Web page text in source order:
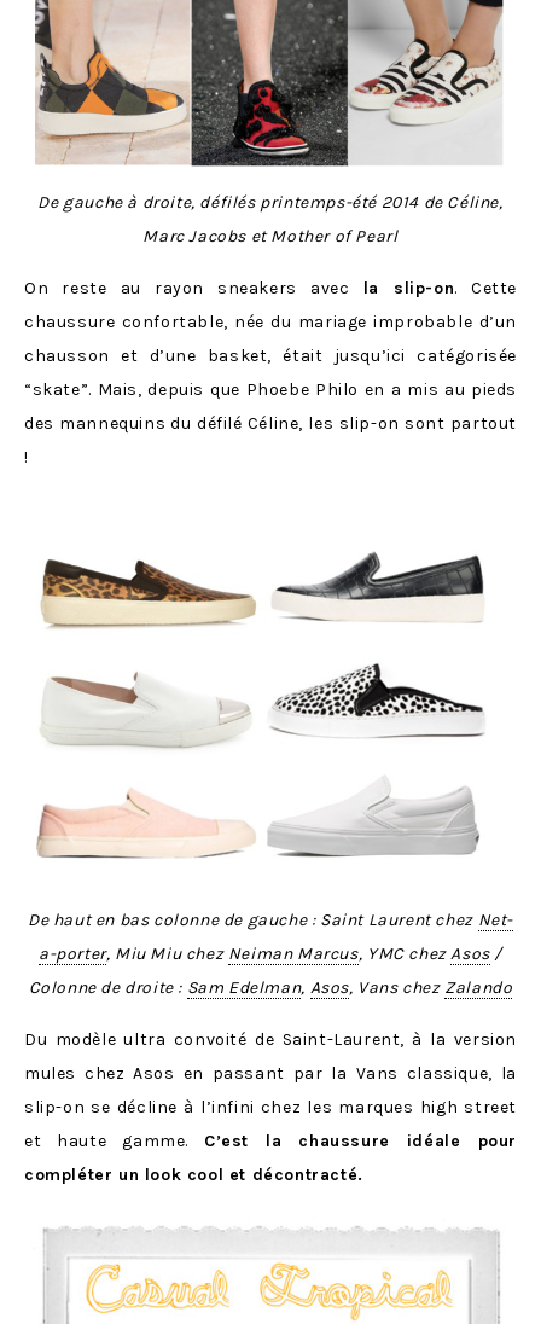
De gauche à droite, défilés printemps-été 2014 de Céline,
Marc Jacobs et Mother of Pearl
On reste au rayon sneakers avec la slip-on. Cette
chaussure confortable, née du mariage improbable d’un
chausson et d’une basket, était jusqu’ici catégorisée
“skate”. Mais, depuis que Phoebe Philo en a mis au pieds
des mannequins du défilé Céline, les slip-on sont partout
!
De haut en bas colonne de gauche : Saint Laurent chez Net-
a-porter, Miu Miu chez Neiman Marcus, YMC chezAsos/
Colonne de droite : Sam Edelman, Asos, Vans chez Zalando
Du modèle ultra convoité de Saint-Laurent, à la version
mules chez Asos en passant par la Vans classique, la
slip-on se décline à l’infini chez les marques high street
et haute gamme. C’est la chaussure idéale pour
compléter un look cool et décontracté.